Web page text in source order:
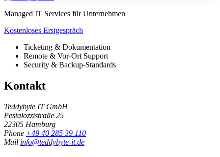
Managed IT Services für Unternehmen
Kostenloses Erstgespräch
Ticketing & Dokumentation
Remote & Vor-Ort Support
Security & Backup-Standards
Kontakt
Teddybyte IT GmbH
Pestalozzistraße 25
22305 Hamburg
Phone +49 40 285 39 110
Mail info@teddybyte-it.de